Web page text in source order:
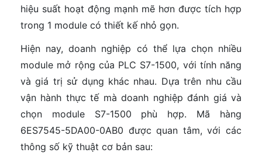
hiệu suất hoạt động mạnh mẽ hơn được tích hợp
trong 1 module có thiết kế nhỏ gọn.
Hiện nay, doanh nghiệp có thể lựa chọn nhiều
module mở rộng của PLC S7-1500, với tính năng
và giá trị sử dụng khác nhau. Dựa trên nhu cầu
vận hành thực tế mà doanh nghiệp đánh giá và
chọn module S7-1500 phù hợp. Mã hàng
6ES7545-5DA00-0AB0 được quan tâm, với các
thông số kỹ thuật cơ bản sau: